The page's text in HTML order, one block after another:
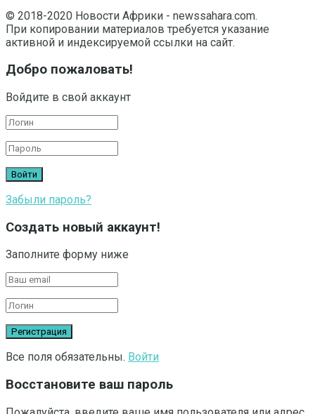
© 2018-2020 Новости Африки - newssahara.com.
При копировании материалов требуется указание
активной и индексируемой ссылки на сайт.
Добро пожаловать!
Войдите в свой аккаунт
Забыли пароль?
Создать новый аккаунт!
Заполните форму ниже
Все поля обязательны. Войти
Восстановите ваш пароль